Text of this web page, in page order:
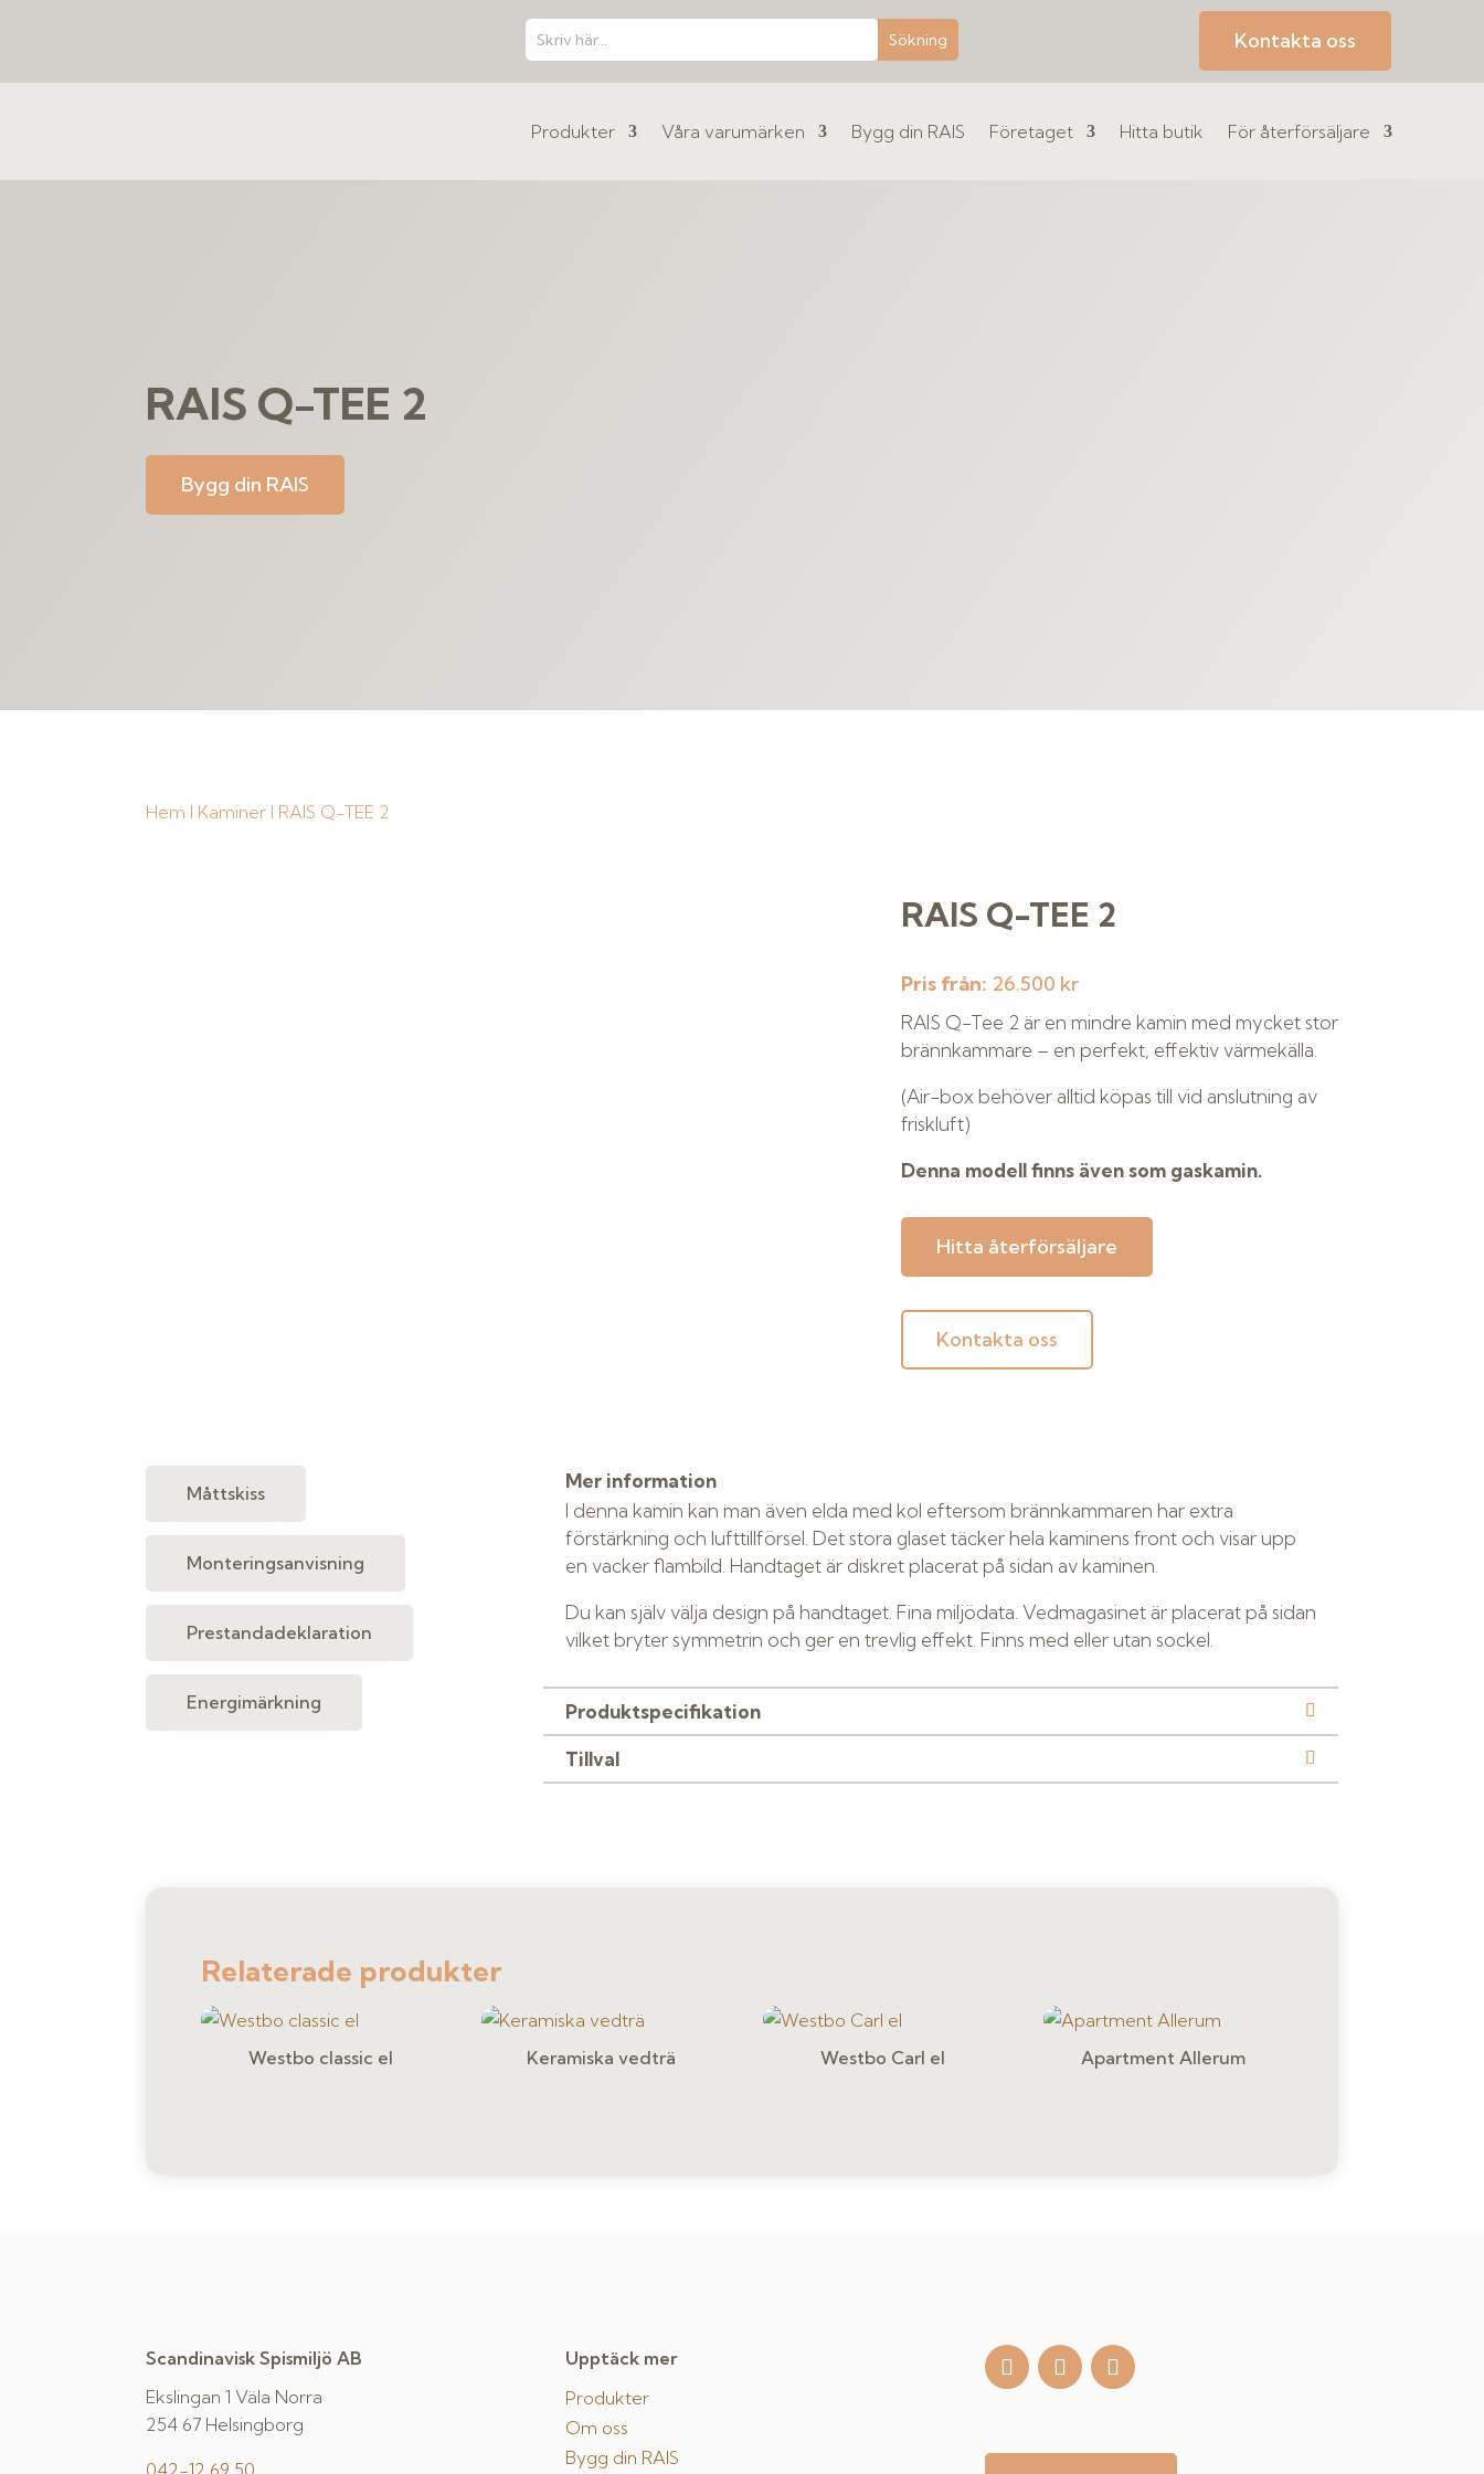
Kontakta oss
Produkter Våra varumärken Bygg din RAIS Företaget Hitta butik För återförsäljare
RAIS Q-TEE 2
Bygg din RAIS
Hem I Kaminer I RAIS Q-TEE 2
RAIS Q-TEE 2
Pris från: 26.500 kr
RAIS Q-Tee 2 är en mindre kamin med mycket stor
brännkammare – en perfekt, effektiv värmekälla.
(Air-box behöver alltid köpas till vid anslutning av
friskluft)
Denna modell finns även som gaskamin.
Hitta återförsäljare
Kontakta oss
Måttskiss
Monteringsanvisning
Prestandadeklaration
Energimärkning
Mer information
I denna kamin kan man även elda med kol eftersom brännkammaren har extra
förstärkning och lufttillförsel. Det stora glaset täcker hela kaminens front och visar upp
en vacker flambild. Handtaget är diskret placerat på sidan av kaminen.
Du kan själv välja design på handtaget. Fina miljödata. Vedmagasinet är placerat på sidan
vilket bryter symmetrin och ger en trevlig effekt. Finns med eller utan sockel.
Produktspecifikation
Tillval
Relaterade produkter
Westbo classic el Keramiska vedträ Westbo Carl el Apartment Allerum
Scandinavisk Spismiljö AB
Ekslingan 1 Väla Norra
254 67 Helsingborg
042-12 69 50
Upptäck mer
Produkter
Om oss
Bygg din RAIS